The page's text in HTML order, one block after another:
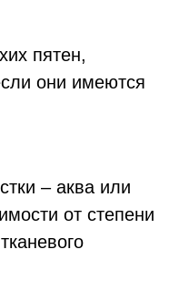
пятен,
они имеются
– аква или
от степени